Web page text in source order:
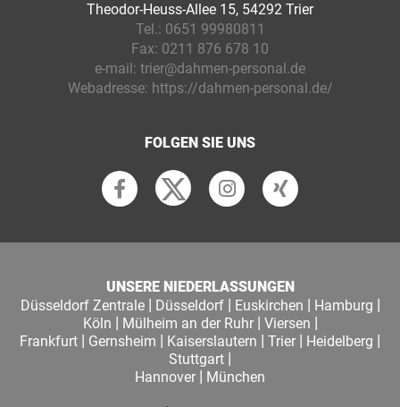
Theodor-Heuss-Allee 15, 54292 Trier
Tel.: 0651 99980811
Fax: 0211 876 678 10
e-mail: trier@dahmen-personal.de
Webadresse: https://dahmen-personal.de/
FOLGEN SIE UNS
UNSERE NIEDERLASSUNGEN
Düsseldorf Zentrale| Düsseldorf| Euskirchen | Hamburg |
Köln | Mülheim an der Ruhr| Viersen |
Frankfurt | Gernsheim | Kaiserslautern | Trier | Heidelberg |
Stuttgart |
Hannover | München